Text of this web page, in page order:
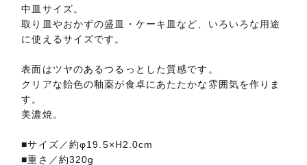
中皿サイズ。
取り皿やおかずの盛皿・ケーキ皿など、いろいろな用途
に使えるサイズです。
表面はツヤのあるつるっとした質感です。
クリアな飴色の釉薬が食卓にあたたかな雰囲気を作りま
す。
美濃焼。
■サイズ／約φ19.5×H2.0cm
■重さ／約320g